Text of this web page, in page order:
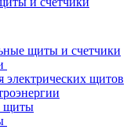
щиты и счетчики
электрических щитов
щиты